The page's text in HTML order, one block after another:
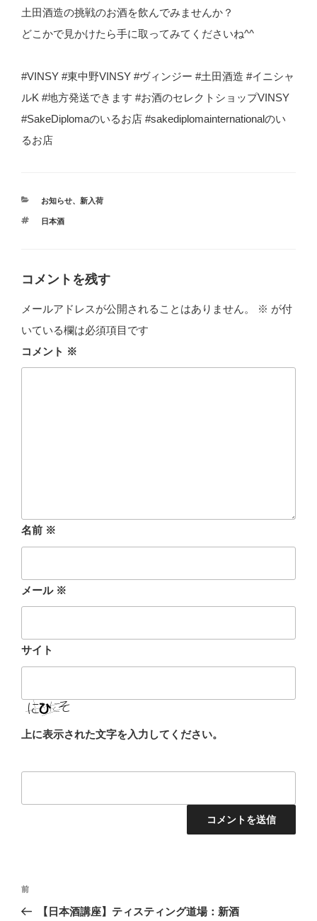
土田酒造の挑戦のお酒を飲んでみませんか？
どこかで見かけたら手に取ってみてくださいね^^
#VINSY #東中野VINSY #ヴィンジー #土田酒造 #イニシャ
ルK #地方発送できます #お酒のセレクトショップVINSY
#SakeDiplomaのいるお店 #sakediplomainternationalのい
るお店
カ
ゴ
お知らせ、 新入荷
タ
日本酒
コメントを残す
メールアドレスが公開されることはありません。 ※ が付
いている欄は必須項目です
コメント ※
名前 ※
メール ※
サイト
上に表示された文字を入力してください。
投
前
の
前
【日本酒講座】ティスティング道場：新酒